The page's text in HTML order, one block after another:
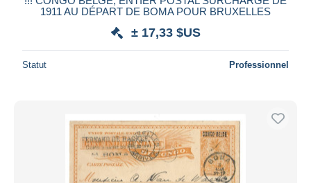
1911 AU DÉPART DE BOMA POUR BRUXELLES
± 17,33 $US
Statut Professionnel